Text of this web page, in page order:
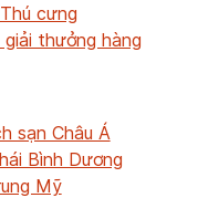
cưng
thưởng hàng
sạn Châu Á
Bình Dương
Mỹ